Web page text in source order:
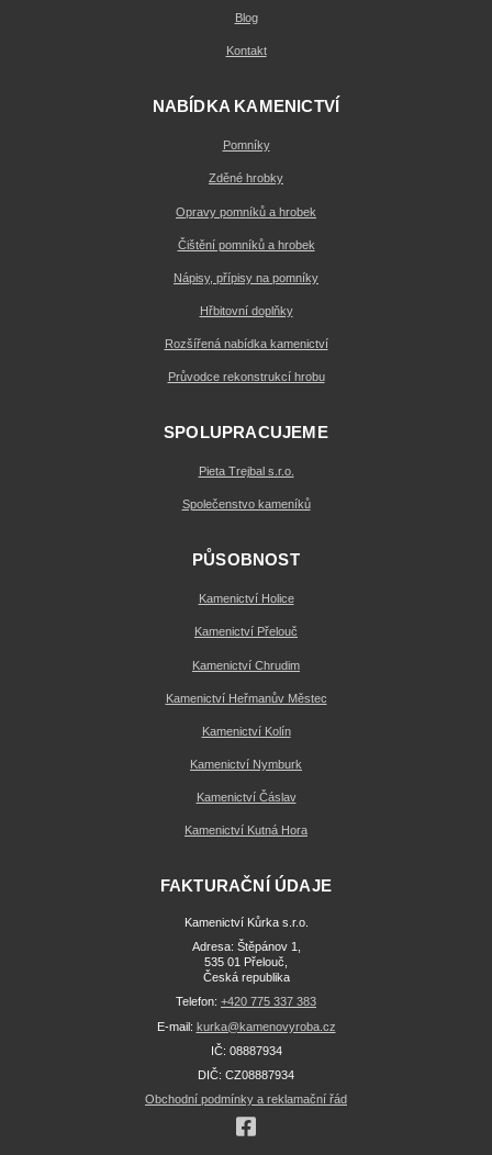
Blog
Kontakt
NABÍDKA KAMENICTVÍ
Pomníky
Zděné hrobky
Opravy pomníků a hrobek
Čištění pomníků a hrobek
Nápisy, přípisy na pomníky
Hřbitovní doplňky
Rozšířená nabídka kamenictví
Průvodce rekonstrukcí hrobu
SPOLUPRACUJEME
Pieta Trejbal s.r.o.
Společenstvo kameníků
PŮSOBNOST
Kamenictví Holice
Kamenictví Přelouč
Kamenictví Chrudim
Kamenictví Heřmanův Městec
Kamenictví Kolín
Kamenictví Nymburk
Kamenictví Čáslav
Kamenictví Kutná Hora
FAKTURAČNÍ ÚDAJE
Kamenictví Kůrka s.r.o.
Adresa: Štěpánov 1,
535 01 Přelouč,
Česká republika
Telefon: +420 775 337 383
E-mail: kurka@kamenovyroba.cz
IČ: 08887934
DIČ: CZ08887934
Obchodní podmínky a reklamační řád